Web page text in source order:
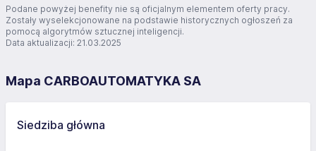
Podane powyżej benefity nie są oficjalnym elementem oferty pracy.
Zostały wyselekcjonowane na podstawie historycznych ogłoszeń za
pomocą algorytmów sztucznej inteligencji.
Data aktualizacji: 21.03.2025
Mapa CARBOAUTOMATYKA SA
Siedziba główna